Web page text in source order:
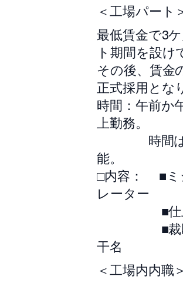
＜工場パート
最低賃金で3
ト期間を設け
その後、賃金
正式採用とな
時間：午前か
上勤務。
時間は
能。
□内容： ■ミ
レーター
■仕上
■裁
干名
＜工場内内職＞